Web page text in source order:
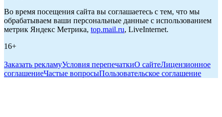
Во время посещения сайта вы соглашаетесь с тем, что мы
обрабатываем ваши персональные данные с использованием
метрик Яндекс Метрика, top.mail.ru, LiveInternet.
16+
Заказать рекламуУсловия перепечаткиО сайтеЛицензионное
соглашениеЧастые вопросыПользовательское соглашение